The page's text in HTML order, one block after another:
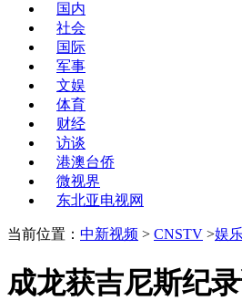
国内
社会
国际
军事
文娱
体育
财经
访谈
港澳台侨
微视界
东北亚电视网
当前位置： 中新视频 > CNSTV >娱
成龙获吉尼斯纪